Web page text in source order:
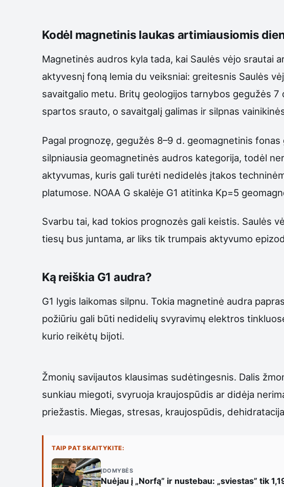
Kodėl magnetinis laukas artimiausiomis
Magnetinės audros kyla tada, kai Saulės vėjo srautai
aktyvesnį foną lemia du veiksniai: greitesnis Saulės
savaitgalio metu. Britų geologijos tarnybos gegužės
spartos srauto, o savaitgalį galimas ir silpnas
Pagal prognozę, gegužės 8–9 d. geomagnetinis
silpniausia geomagnetinės audros kategorija, todėl
aktyvumas, kuris gali turėti nedidelės įtakos
platumose. NOAA G skalėje G1 atitinka Kp=5
Svarbu tai, kad tokios prognozės gali keistis. Saulės
tiesų bus juntama, ar liks tik trumpais aktyvumo
Ką reiškia G1 audra?
G1 lygis laikomas silpnu. Tokia magnetinė audra
požiūriu gali būti nedidelių svyravimų elektros
kurio reikėtų bijoti.
Žmonių savijautos klausimas sudėtingesnis. Dalis
sunkiau miegoti, svyruoja kraujospūdis ar didėja
priežastis. Miegas, stresas, kraujospūdis,
TAIP PAT SKAITYKITE:
ĮDOMYBĖS
Nuėjau į „Norfą” ir nustebau: „sviestas” tik